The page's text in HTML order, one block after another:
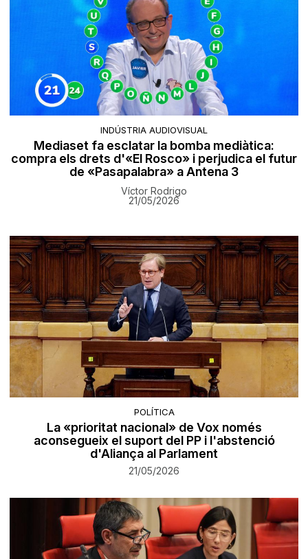
INDÚSTRIA AUDIOVISUAL
Mediaset fa esclatar la bomba mediàtica:
compra els drets d'«El Rosco» i perjudica el futur
de «Pasapalabra» a Antena 3
Víctor Rodrigo
21/05/2026
POLÍTICA
La «prioritat nacional» de Vox només
aconsegueix el suport del PP i l'abstenció
d'Aliança al Parlament
21/05/2026